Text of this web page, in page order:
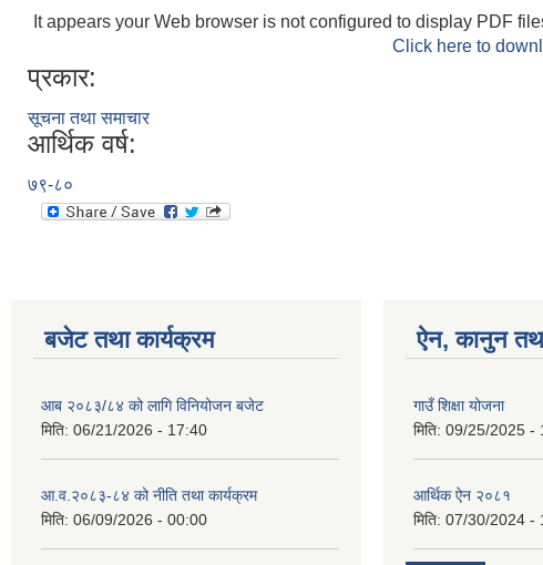
It appears your Web browser is not configured to display PDF
Click here to
प्रकार:
सूचना तथा समाचार
आर्थिक वर्ष:
७९-८०
बजेट तथा कार्यक्रम
आब २०८३/८४ को लागि विनियोजन बजेट
मिति: 06/21/2026 - 17:40
आ.व.२०८३-८४ को नीति तथा कार्यक्रम
मिति: 06/09/2026 - 00:00
ऐन, कानुन तथा
गाउँ शिक्षा योजना
मिति: 09/25/2025 -
आर्थिक ऐन २०८१
मिति: 07/30/2024 -